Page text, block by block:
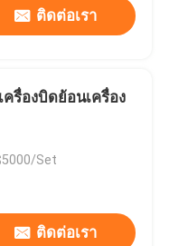
ติดต่อเรา
ครื่องบิดย้อนเครื่อง
Set
ติดต่อเรา